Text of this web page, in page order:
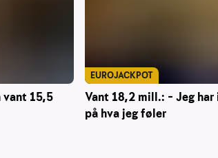
vant 15,5
Vant 18,2 mill.: – Jeg
på hva jeg føler
EUROJACKPOT